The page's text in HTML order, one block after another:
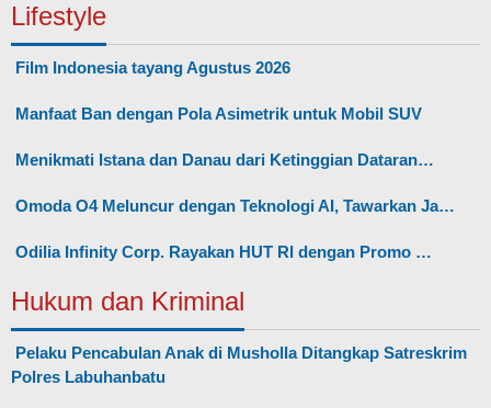
Lifestyle
Film Indonesia tayang Agustus 2026
Manfaat Ban dengan Pola Asimetrik untuk Mobil SUV
Menikmati Istana dan Danau dari Ketinggian Dataran…
Omoda O4 Meluncur dengan Teknologi AI, Tawarkan Ja…
Odilia Infinity Corp. Rayakan HUT RI dengan Promo …
Hukum dan Kriminal
Pelaku Pencabulan Anak di Musholla Ditangkap Satreskrim
Polres Labuhanbatu